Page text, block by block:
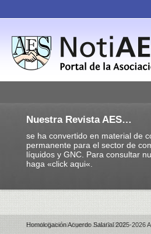
Nuestra Revista AES…
se ha convertido en material de
permanente para el sector de
líquidos y GNC. Para consultar
haga «click aqui«.
Homologación Acuerdo Salarial 2025-2026